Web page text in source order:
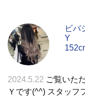
ビバ
Y
2024.5.22 ご覧いた
Ｙです(^^) スタッフ